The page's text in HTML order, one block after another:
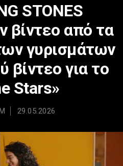
STONES
βίντεο από τα
γυρισμάτων
βίντεο για το
Stars»
29.05.2026